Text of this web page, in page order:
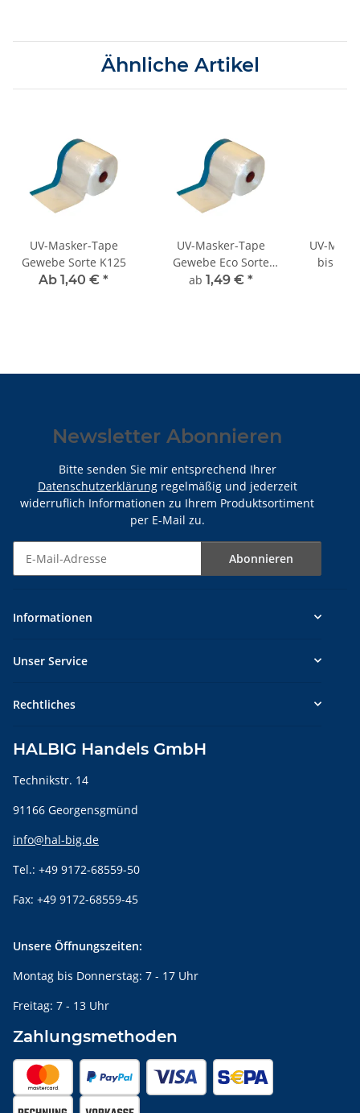
Ähnliche Artikel
UV-Masker-Tape
Gewebe Sorte K125
Ab 1,40 € *
UV-Masker-Tape
Gewebe Eco Sorte
K124
ab 1,49 € *
UV-
bis 3
Newsletter Abonnieren
Bitte senden Sie mir entsprechend Ihrer
Datenschutzerklärungregelmäßig und jederzeit
widerruflich Informationen zu Ihrem Produktsortiment
per E-Mail zu.
Abonnieren
Informationen
Unser Service
Rechtliches
HALBIG Handels GmbH
Technikstr. 14
91166 Georgensgmünd
info@hal-big.de
Tel.: +49 9172-68559-50
Fax: +49 9172-68559-45
Unsere Öffnungszeiten:
Montag bis Donnerstag: 7 - 17 Uhr
Freitag: 7 - 13 Uhr
Zahlungsmethoden